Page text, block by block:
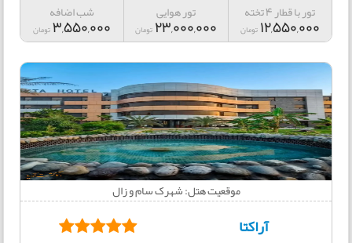
تور با قطار 4 تخته
12,550,000 تومان
تور هوایی
23,000,000 تومان
شب اضافه
3,550,000تومان
موقعیت هتل: شهرک سام و زال
آراکتا